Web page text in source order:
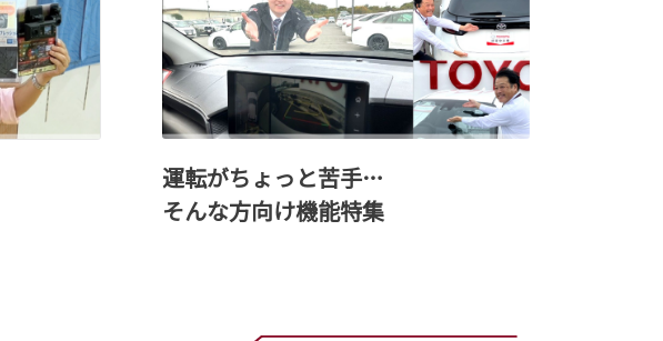
運転がちょっと苦手…
そんな方向け機能特集